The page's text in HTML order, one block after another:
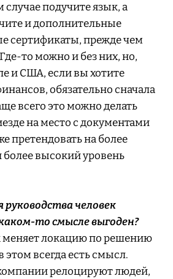
подучите язык, а
и дополнительные
сертификаты, прежде чем
то можно и без них, но,
и США, если вы хотите
обязательно сначала
всего это можно делать
на место с документами
претендовать на более
высокий уровень
руководства человек
то смысле выгоден?
меняет локацию по решению
всегда есть смысл.
релоцируют людей,